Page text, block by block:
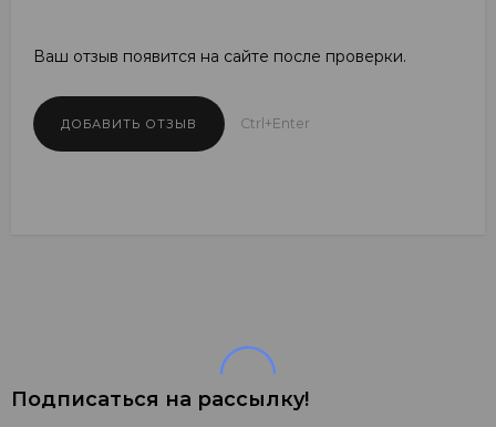
Ваш отзыв появится на сайте после проверки.
Ctrl+Enter
Подписаться на рассылкy!